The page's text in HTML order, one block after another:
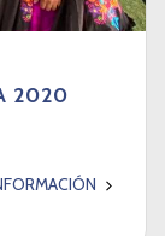
2020